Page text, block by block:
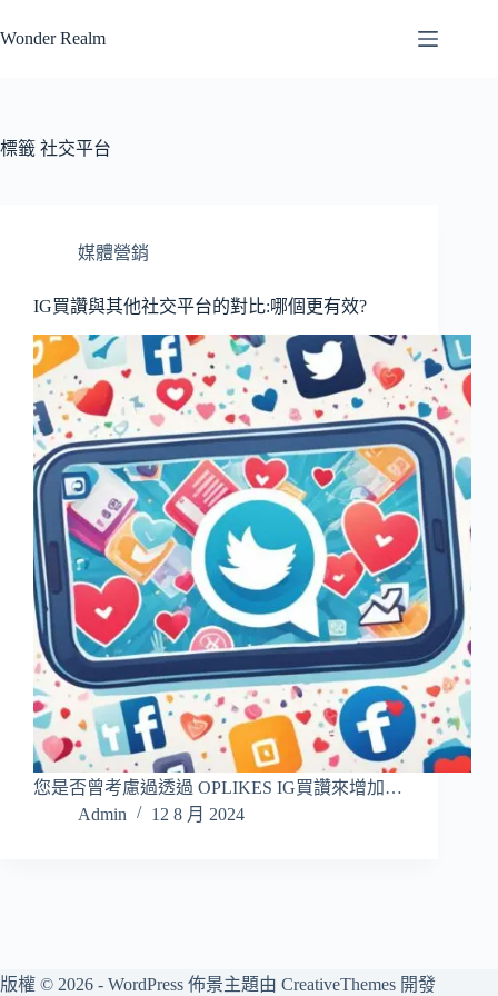
至
容
Wonder Realm
標籤 社交平台
媒體營銷
IG買讚與其他社交平台的對比:哪個更有效?
您是否曾考慮過透過 OPLIKES IG買讚來增加…
Admin
12 8 月 2024
版權 © 2026 - WordPress 佈景主題由 CreativeThemes 開發